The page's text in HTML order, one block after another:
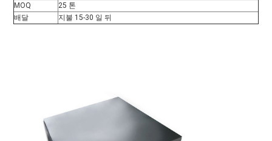
MOQ
25 톤
배달
지불 15-30 일 뒤